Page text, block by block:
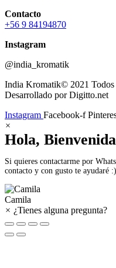
Contacto
+56 9 84194870
Instagram
@india_kromatik
India Kromatik© 2021 Todos
Desarrollado por Digitto.net
Instagram Facebook-f
×
Hola,
Si quieres contactarme por
contacto y con gusto te ayudaré :)
Camila
× ¿Tienes alguna pregunta?